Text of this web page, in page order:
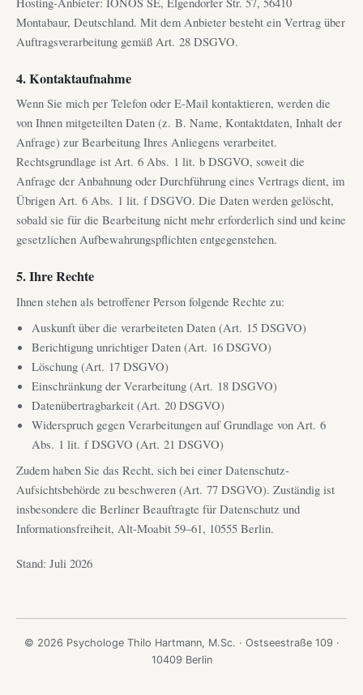
Montabaur, Deutschland. Mit dem Anbieter besteht ein Vertrag über
Auftragsverarbeitung gemäß Art. 28 DSGVO.
4. Kontaktaufnahme
Wenn Sie mich per Telefon oder E-Mail kontaktieren, werden die
von Ihnen mitgeteilten Daten (z. B. Name, Kontaktdaten, Inhalt der
Anfrage) zur Bearbeitung Ihres Anliegens verarbeitet.
Rechtsgrundlage ist Art. 6 Abs. 1 lit. b DSGVO, soweit die
Anfrage der Anbahnung oder Durchführung eines Vertrags dient, im
Übrigen Art. 6 Abs. 1 lit. f DSGVO. Die Daten werden gelöscht,
sobald sie für die Bearbeitung nicht mehr erforderlich sind und keine
gesetzlichen Aufbewahrungspflichten entgegenstehen.
5. Ihre Rechte
Ihnen stehen als betroffener Person folgende Rechte zu:
Auskunft über die verarbeiteten Daten (Art. 15 DSGVO)
Berichtigung unrichtiger Daten (Art. 16 DSGVO)
Löschung (Art. 17 DSGVO)
Einschränkung der Verarbeitung (Art. 18 DSGVO)
Datenübertragbarkeit (Art. 20 DSGVO)
Widerspruch gegen Verarbeitungen auf Grundlage von Art. 6
Abs. 1 lit. f DSGVO (Art. 21 DSGVO)
Zudem haben Sie das Recht, sich bei einer Datenschutz-
Aufsichtsbehörde zu beschweren (Art. 77 DSGVO). Zuständig ist
insbesondere die Berliner Beauftragte für Datenschutz und
Informationsfreiheit, Alt-Moabit 59–61, 10555 Berlin.
Stand: Juli 2026
© 2026 Psychologe Thilo Hartmann, M.Sc. · Ostseestraße 109 ·
10409 Berlin